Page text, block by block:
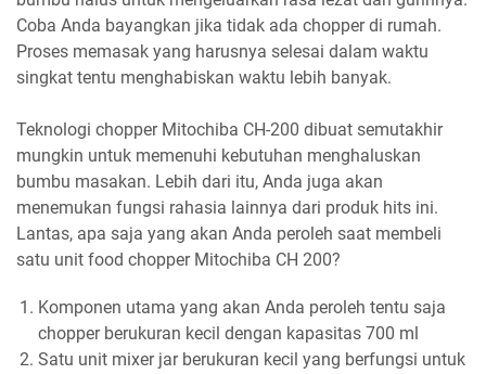
Coba Anda bayangkan jika tidak ada chopper di rumah.
Proses memasak yang harusnya selesai dalam waktu
singkat tentu menghabiskan waktu lebih banyak.
Teknologi chopper Mitochiba CH-200 dibuat semutakhir
mungkin untuk memenuhi kebutuhan menghaluskan
bumbu masakan. Lebih dari itu, Anda juga akan
menemukan fungsi rahasia lainnya dari produk hits ini.
Lantas, apa saja yang akan Anda peroleh saat membeli
satu unit food chopper Mitochiba CH 200?
Komponen utama yang akan Anda peroleh tentu saja
chopper berukuran kecil dengan kapasitas 700 ml
Satu unit mixer jar berukuran kecil yang berfungsi untuk